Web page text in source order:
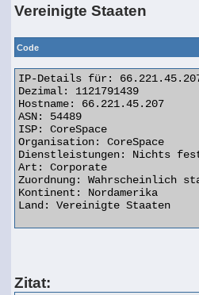
Vereinigte Staaten
Code
IP-Details für:
Dezimal: 1121791439
Hostname: 66.221.45.207
ASN: 54489
ISP: CoreSpace
Organisation: CoreSpace
Dienstleistungen: Nichts
Art: Corporate
Zuordnung: Wahrscheinlich
Kontinent: Nordamerika
Land: Vereinigte Staaten
Zitat: